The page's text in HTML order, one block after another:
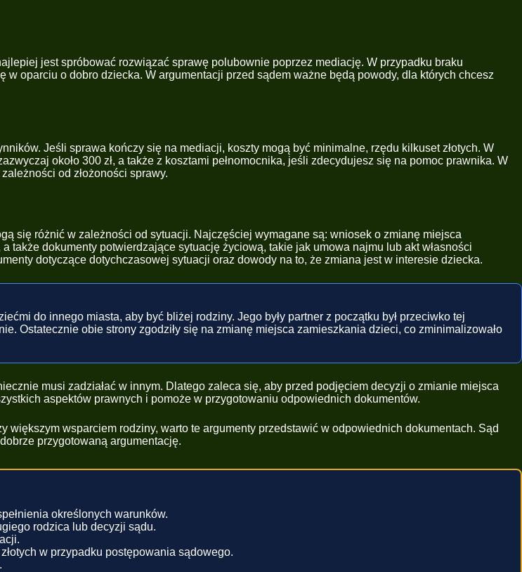
jest spróbować rozwiązać sprawę polubownie poprzez mediację. W przypadku braku
oparciu o dobro dziecka. W argumentacji przed sądem ważne będą powody, dla których chcesz
Jeśli sprawa kończy się na mediacji, koszty mogą być minimalne, rzędu kilkuset złotych. W
około 300 zł, a także z kosztami pełnomocnika, jeśli zdecydujesz się na pomoc prawnika. W
od złożoności sprawy.
się różnić w zależności od sytuacji. Najczęściej wymagane są: wniosek o zmianę miejsca
dokumenty potwierdzające sytuację życiową, takie jak umowa najmu lub akt własności
dotyczące dotychczasowej sytuacji oraz dowody na to, że zmiana jest w interesie dziecka.
do innego miasta, aby być bliżej rodziny. Jego były partner z początku był przeciwko tej
Ostatecznie obie strony zgodziły się na zmianę miejsca zamieszkania dzieci, co zminimalizowało
musi zadziałać w innym. Dlatego zaleca się, aby przed podjęciem decyzji o zmianie miejsca
aspektów prawnych i pomoże w przygotowaniu odpowiednich dokumentów.
wsparciem rodziny, warto te argumenty przedstawić w odpowiednich dokumentach. Sąd
przygotowaną argumentację.
określonych warunków.
rodzica lub decyzji sądu.
w przypadku postępowania sądowego.